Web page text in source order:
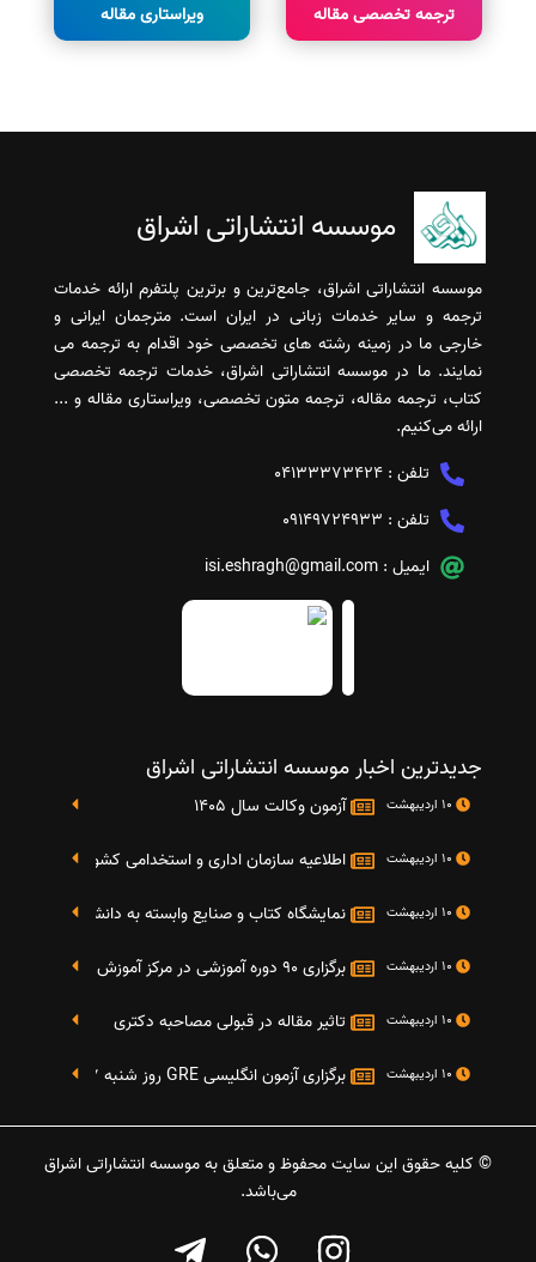
ترجمه تخصصی مقاله ویراستاری مقاله
موسسه انتشاراتی اشراق
موسسه انتشاراتی اشراق، جامع‌ترین و برترین پلتفرم ارائه خدمات
ترجمه و سایر خدمات زبانی در ایران است. مترجمان ایرانی و
خارجی ما در زمینه رشته های تخصصی خود اقدام به ترجمه می
نمایند. ما در موسسه انتشاراتی اشراق، خدمات ترجمه تخصصی
کتاب، ترجمه مقاله، ترجمه متون تخصصی، ویراستاری مقاله و ...
ارائه می‌کنیم.
تلفن : 04133373424
تلفن : 09149724933
ایمیل : isi.eshragh@gmail.com
جدیدترین اخبار موسسه انتشاراتی اشراق
آزمون وکالت سال 1405
اطلاعیه سازمان اداری و استخدامی کشور در خصوص
نمایشگاه کتاب و صنایع وابسته به دانشگاه صنعتی شریف 4 الی 8 مهر
برگزاری 90 دوره آموزشی در مرکز آموزش فرهنگی دانشگاه علامه
تاثیر مقاله در قبولی مصاحبه دکتری
برگزاری آزمون انگلیسی GRE روز شنبه 27 شهریور(مقارن با 17 سپتامبر 2016)
© کلیه حقوق این سایت محفوظ و متعلق به موسسه انتشاراتی اشراق
می‌باشد.